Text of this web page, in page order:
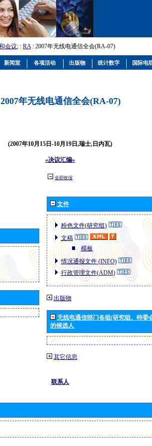
会议; : RA: 2007年无线电通信全会(RA-07)
2007年无线电通信全会(RA-07)
(2007年10月15日-10月19日,瑞士,日内瓦)
«决议汇编»
全部收缩
文件
粉色文件(研究组)
文稿
模板
情况通报文件 (INFO)
行政管理文件(ADM)
出版物
无线电通信部门各组(研究组、特委
的候选人
其它信息
联系人
新闻室 各项活动 出版物 统计数字 国际电